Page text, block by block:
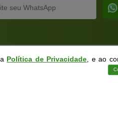
de
Política de Privacidade , e ao